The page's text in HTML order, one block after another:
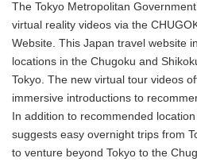
The Tokyo Metropolitan
virtual reality videos via the
Website. This Japan travel website
locations in the Chugoku and
Tokyo. The new virtual tour videos
immersive introductions to
In addition to recommended
suggests easy overnight trips from
to venture beyond Tokyo to the